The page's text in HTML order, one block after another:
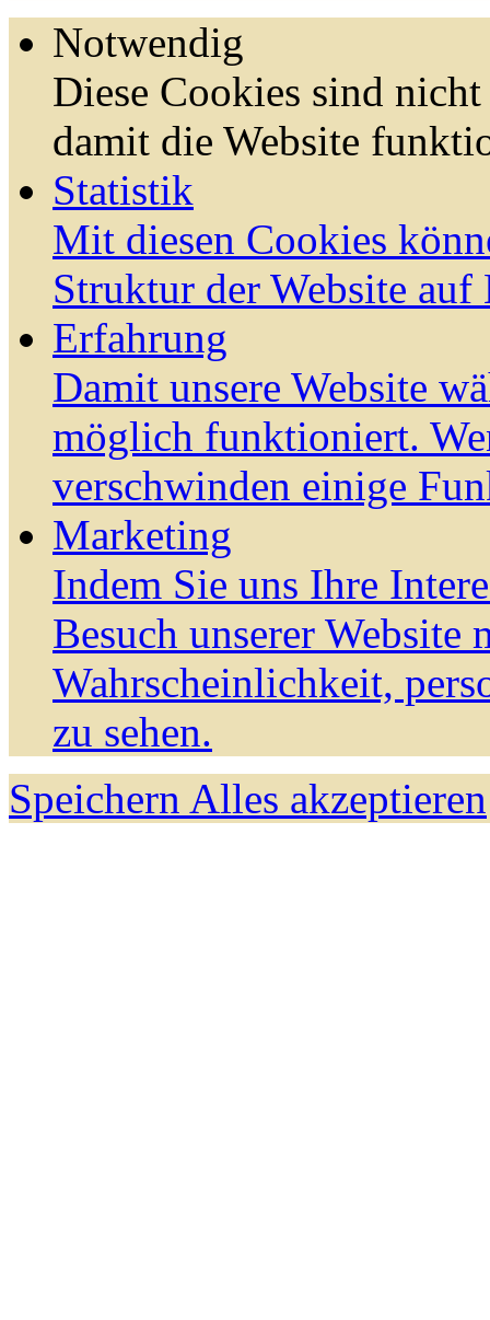
Notwendig
Diese Cookies sind
damit die Website
Statistik
Mit diesen Cookies
Struktur der Website auf
Erfahrung
Damit unsere Website
möglich funktioniert.
verschwinden einige
Marketing
Indem Sie uns Ihre
Besuch unserer Website
Wahrscheinlichkeit,
zu sehen.
Speichern Alles akzeptieren